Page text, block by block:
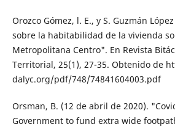
Orozco Gómez, l. E., y S. Guzmán
sobre la habitabilidad de la vivienda
Metropolitana Centro". En Revista
Territorial, 25(1), 27-35. Obtenido de
dalyc.org/pdf/748/74841604003.pdf
Orsman, B. (12 de abril de 2020).
Government to fund extra wide